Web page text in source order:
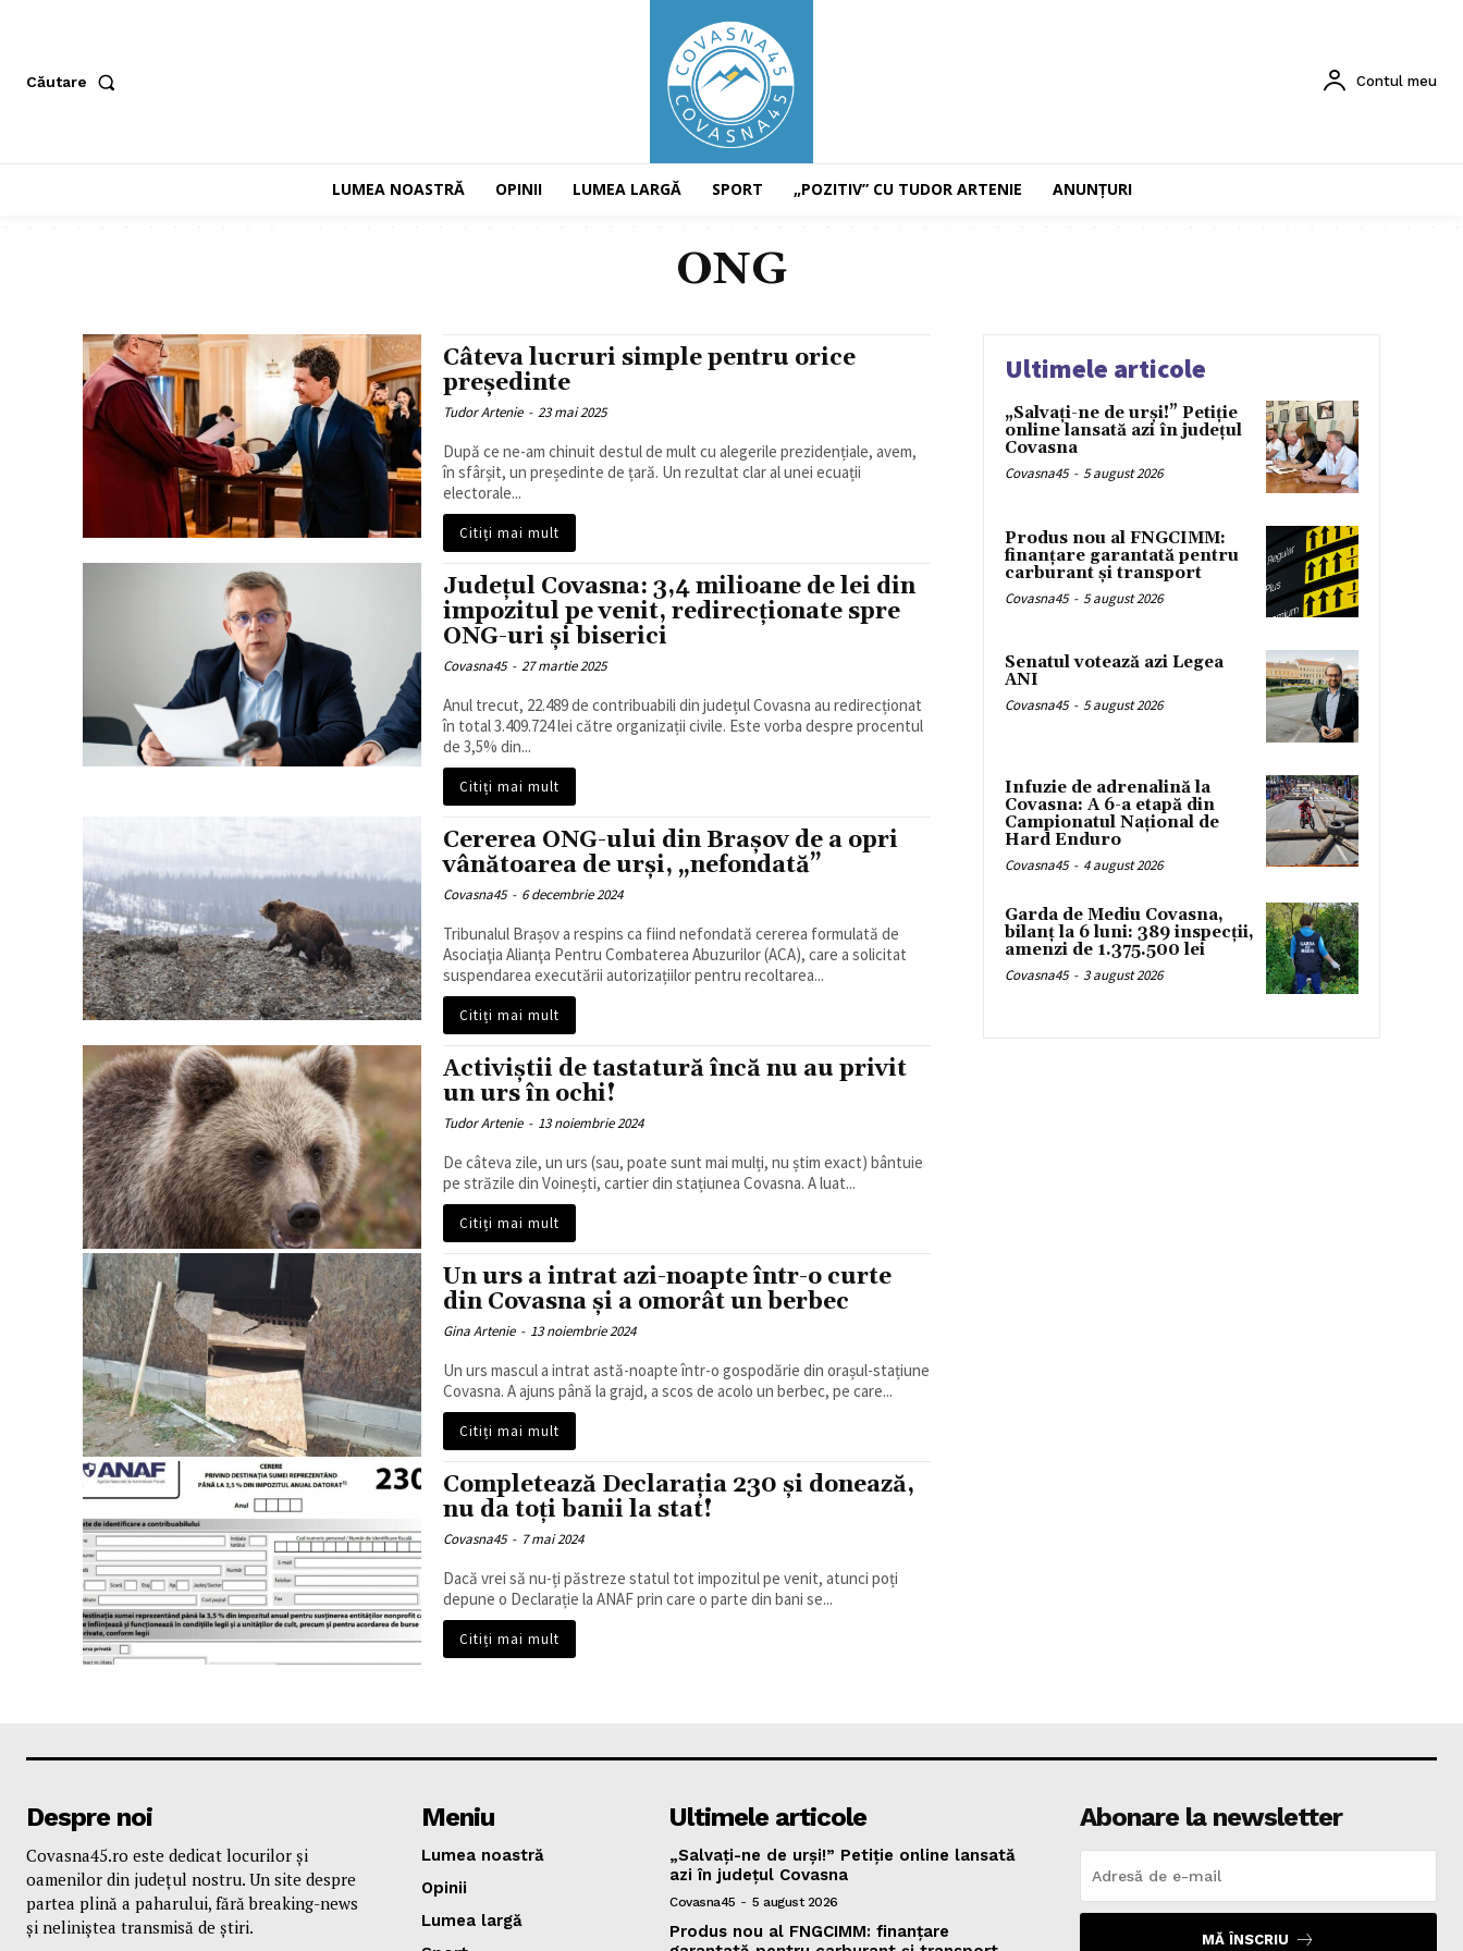
Căutare Contul meu
LUMEA NOASTRĂ OPINII LUMEA LARGĂ SPORT „POZITIV” CU TUDOR ARTENIE ANUNȚURI
ONG
Câteva lucruri simple pentru orice
președinte
Tudor Artenie - 23 mai 2025
După ce ne-am chinuit destul de mult cu alegerile prezidențiale, avem,
în sfârșit, un președinte de țară. Un rezultat clar al unei ecuații
electorale...
Citiți mai mult
Județul Covasna: 3,4 milioane de lei din
impozitul pe venit, redirecționate spre
ONG-uri și biserici
Covasna45 - 27 martie 2025
Anul trecut, 22.489 de contribuabili din județul Covasna au redirecționat
în total 3.409.724 lei către organizații civile. Este vorba despre procentul
de 3,5% din...
Citiți mai mult
Cererea ONG-ului din Brașov de a opri
vânătoarea de urși, „nefondată”
Covasna45 - 6 decembrie 2024
Tribunalul Brașov a respins ca fiind nefondată cererea formulată de
Asociaţia Alianţa Pentru Combaterea Abuzurilor (ACA), care a solicitat
suspendarea executării autorizațiilor pentru recoltarea...
Citiți mai mult
Activiștii de tastatură încă nu au privit
un urs în ochi!
Tudor Artenie - 13 noiembrie 2024
De câteva zile, un urs (sau, poate sunt mai mulți, nu știm exact) bântuie
pe străzile din Voinești, cartier din stațiunea Covasna. A luat...
Citiți mai mult
Un urs a intrat azi-noapte într-o curte
din Covasna și a omorât un berbec
Gina Artenie - 13 noiembrie 2024
Un urs mascul a intrat astă-noapte într-o gospodărie din orașul-stațiune
Covasna. A ajuns până la grajd, a scos de acolo un berbec, pe care...
Citiți mai mult
Completează Declarația 230 și donează,
nu da toți banii la stat!
Covasna45 - 7 mai 2024
Dacă vrei să nu-ți păstreze statul tot impozitul pe venit, atunci poți
depune o Declarație la ANAF prin care o parte din bani se...
Citiți mai mult
Ultimele articole
„Salvați-ne de urși!” Petiție
online lansată azi în județul
Covasna
Covasna45 - 5 august 2026
Produs nou al FNGCIMM:
finanțare garantată pentru
carburant și transport
Covasna45 - 5 august 2026
Senatul votează azi Legea
ANI
Covasna45 - 5 august 2026
Infuzie de adrenalină la
Covasna: A 6-a etapă din
Campionatul Național de
Hard Enduro
Covasna45 - 4 august 2026
Garda de Mediu Covasna,
bilanț la 6 luni: 389 inspecții,
amenzi de 1.375.500 lei
Covasna45 - 3 august 2026
Despre noi
Covasna45.ro este dedicat locurilor și
oamenilor din județul nostru. Un site despre
partea plină a paharului, fără breaking-news
și neliniștea transmisă de știri.
Meniu
Lumea noastră
Opinii
Lumea largă
Ultimele articole
„Salvați-ne de urși!” Petiție online lansată
azi în județul Covasna
Covasna45 - 5 august 2026
Produs nou al FNGCIMM: finanțare
Abonare la newsletter
MĂ ÎNSCRIU